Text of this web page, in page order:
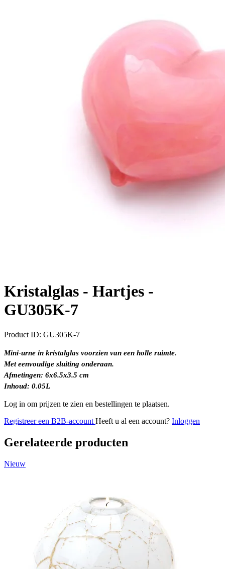
Kristalglas - Hartjes -
GU305K-7
Product ID: GU305K-7
Mini-urne in kristalglas voorzien van een holle ruimte.
Met eenvoudige sluiting onderaan.
Afmetingen: 6x6.5x3.5 cm
Inhoud: 0.05L
Log in om prijzen te zien en bestellingen te plaatsen.
Registreer een B2B-account Heeft u al een account? Inloggen
Gerelateerde producten
Nieuw